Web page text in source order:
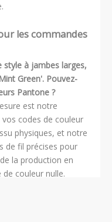
les commandes
style à jambes larges,
Green'. Pouvez-
Pantone ?
est notre
codes de couleur
physiques, et notre
de fil précises pour
la production en
couleur nulle.